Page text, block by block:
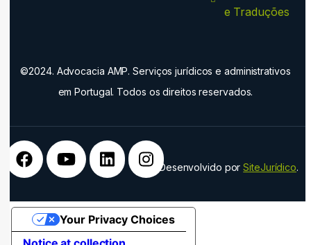
e Traduções
©2024. Advocacia AMP. Serviços jurídicos e administrativos
em Portugal. Todos os direitos reservados.
Desenvolvido porSiteJurídico.
Your Privacy Choices